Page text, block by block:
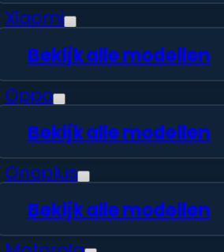
Xiaomi
Bekijk alle modellen
Oppo
Bekijk alle modellen
Oneplus
Bekijk alle modellen
6Maanden